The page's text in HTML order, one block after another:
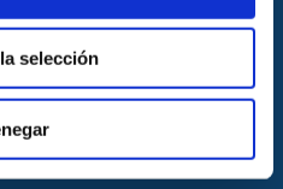
selección
2024